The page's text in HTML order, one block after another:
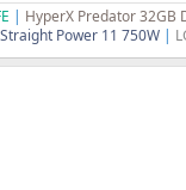
| HyperX Predator 32GB
Power 11 750W |